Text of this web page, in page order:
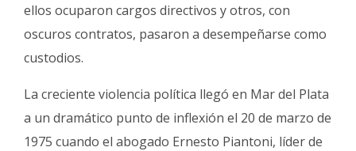
ellos ocuparon cargos directivos y otros, con
oscuros contratos, pasaron a desempeñarse como
custodios.
La creciente violencia política llegó en Mar del Plata
a un dramático punto de inflexión el 20 de marzo de
1975 cuando el abogado Ernesto Piantoni, líder de